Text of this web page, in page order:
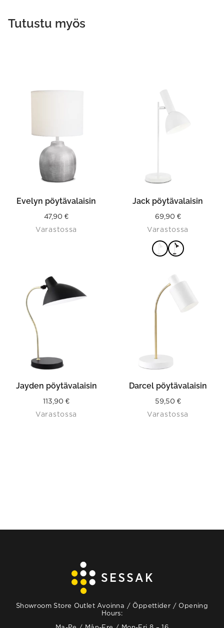
Tutustu myös
Evelyn pöytävalaisin
47,90 €
Varastossa
VAIHTOEHDOISTA
has
on
product
Jack pöytävalaisin
69,90 €
Varastossa
Jayden pöytävalaisin
113,90 €
Varastossa
Darcel pöytävalaisin
59,50 €
Varastossa
Showroom Store Outlet Avoinna / Öppettider / Opening
Hours: